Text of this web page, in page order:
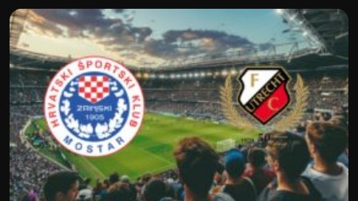
DYNAMO
KYIV
2025-
08-
21
20:00
)
KURSY,
TYPY
–